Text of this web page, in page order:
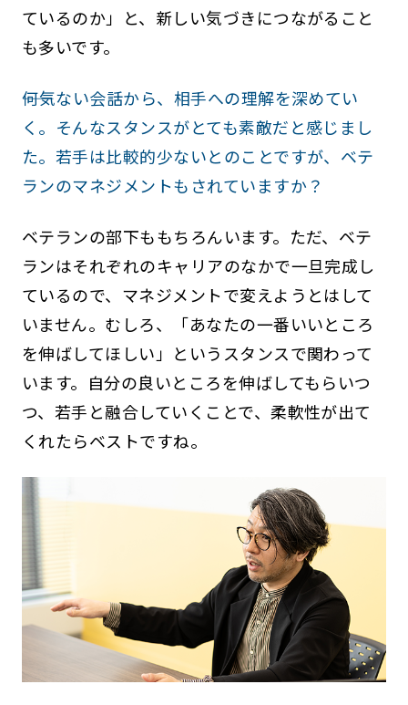
ているのか」と、新しい気づきにつながること
も多いです。
――何気ない会話から、相手への理解を深めてい
く。そんなスタンスがとても素敵だと感じまし
た。若手は比較的少ないとのことですが、ベテ
ランのマネジメントもされていますか？
ベテランの部下ももちろんいます。ただ、ベテ
ランはそれぞれのキャリアのなかで一旦完成し
ているので、マネジメントで変えようとはして
いません。むしろ、「あなたの一番いいところ
を伸ばしてほしい」というスタンスで関わって
います。自分の良いところを伸ばしてもらいつ
つ、若手と融合していくことで、柔軟性が出て
くれたらベストですね。